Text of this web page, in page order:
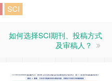
SCI
如何选择SCI期刊、投稿方式
及审稿人？